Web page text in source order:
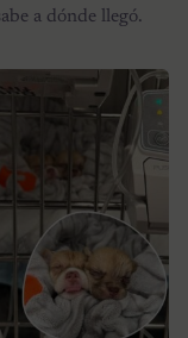
a dónde llegó.